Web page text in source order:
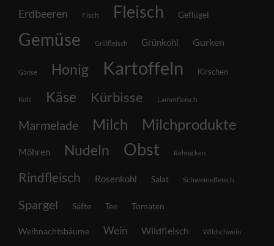
Erdbeeren Fisch Fleisch Geflügel
Gemüse Grillfleisch Grünkohl Gurken
Gänse Honig Kartoffeln Kirschen
Kohl Käse Kürbisse Lammfleisch
Marmelade Milch Milchprodukte
Möhren Nudeln Obst Rehrücken
Rindfleisch Rosenkohl Salat Schweinefleisch
Spargel Säfte Tee Tomaten
Weihnachtsbäume Wein Wildfleisch Wildschwein